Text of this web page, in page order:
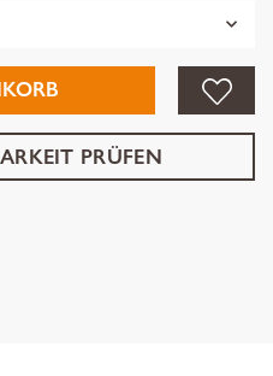
PRÜFEN